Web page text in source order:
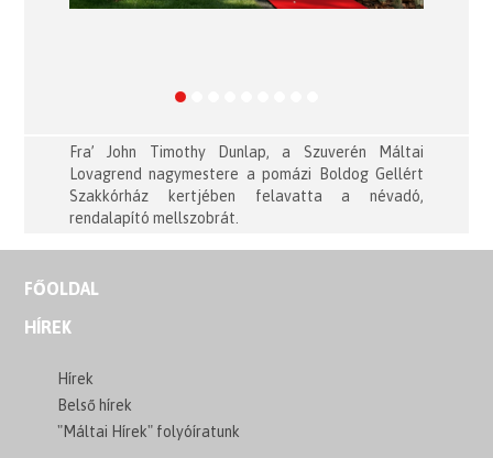
Fra’ John Timothy Dunlap, a Szuverén Máltai
Lovagrend nagymestere a pomázi Boldog Gellért
Szakkórház kertjében felavatta a névadó,
rendalapító mellszobrát.
FŐOLDAL
HÍREK
Hírek
Belső hírek
"Máltai Hírek" folyóíratunk